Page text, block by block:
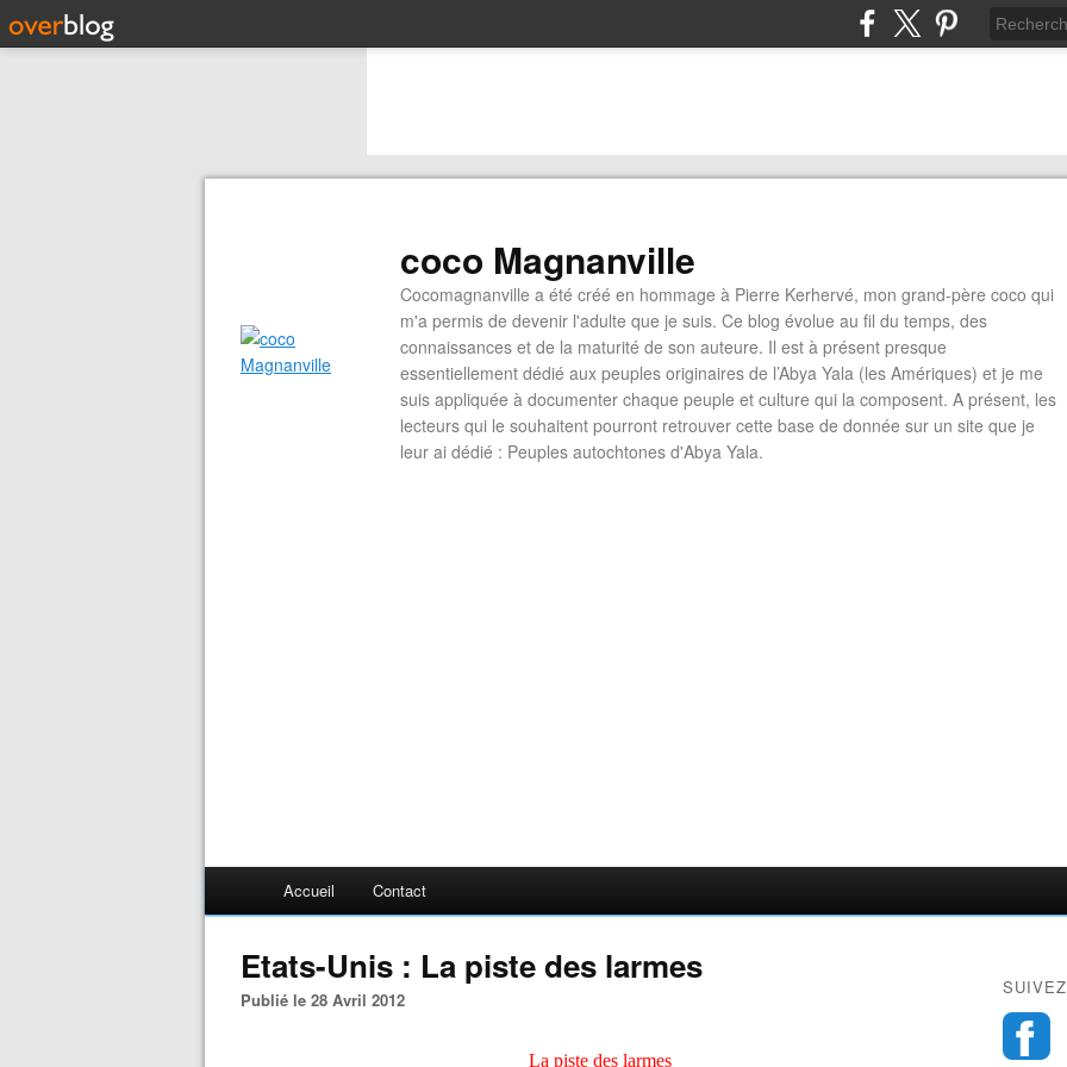
coco Magnanville
Cocomagnanville a été créé en hommage à Pierre Kerhervé, mon grand-père coco qui
m'a permis de devenir l'adulte que je suis. Ce blog évolue au fil du temps, des
connaissances et de la maturité de son auteure. Il est à présent presque
essentiellement dédié aux peuples originaires de l’Abya Yala (les Amériques) et je me
suis appliquée à documenter chaque peuple et culture qui la composent. A présent, les
lecteurs qui le souhaitent pourront retrouver cette base de donnée sur un site que je
leur ai dédié : Peuples autochtones d'Abya Yala.
Accueil Contact
Etats-Unis : La piste des larmes
Publié le 28 Avril 2012
La piste des larmes